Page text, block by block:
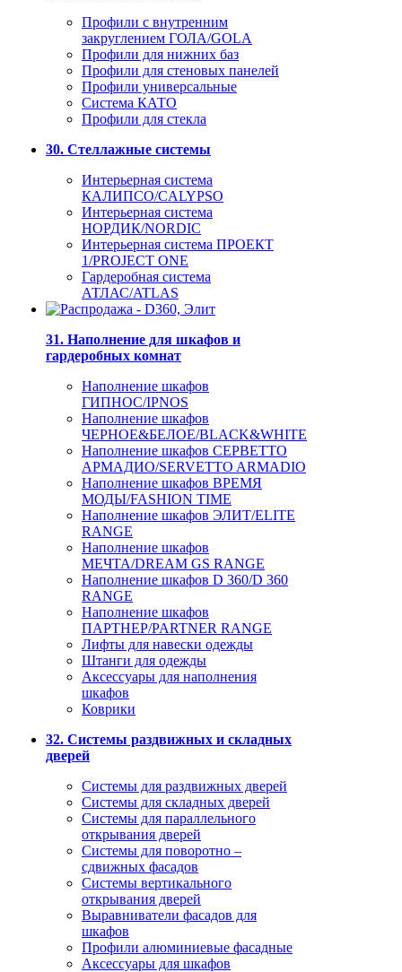
Профили с внутренним
закруглением ГОЛА/GOLA
Профили для нижних баз
Профили для стеновых панелей
Профили универсальные
Система КАТО
Профили для стекла
30. Стеллажные системы
Интерьерная система
КАЛИПСО/CALYPSO
Интерьерная система
НОРДИК/NORDIC
Интерьерная система ПРОЕКТ
1/PROJECT ONE
Гардеробная система
АТЛАС/ATLAS
31. Наполнение для шкафов и
гардеробных комнат
Наполнение шкафов
ГИПНОС/IPNOS
Наполнение шкафов
ЧЕРНОЕ&БЕЛОЕ/BLACK&WHITE
Наполнение шкафов СЕРВЕТТО
АРМАДИО/SERVETTO ARMADIO
Наполнение шкафов ВРЕМЯ
МОДЫ/FASHION TIME
Наполнение шкафов ЭЛИТ/ELITE
RANGE
Наполнение шкафов
МЕЧТА/DREAM GS RANGE
Наполнение шкафов D 360/D 360
RANGE
Наполнение шкафов
ПАРТНЕР/PARTNER RANGE
Лифты для навески одежды
Штанги для одежды
Аксессуары для наполнения
шкафов
Коврики
32. Системы раздвижных и складных
дверей
Системы для раздвижных дверей
Системы для складных дверей
Системы для параллельного
открывания дверей
Системы для поворотно –
сдвижных фасадов
Системы вертикального
открывания дверей
Выравниватели фасадов для
шкафов
Профили алюминиевые фасадные
Аксессуары для шкафов